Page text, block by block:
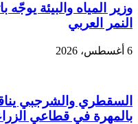
وزير المياه والبيئة يوجّه
النمر العربي
6 أغسطس، 2026
السقطري والشرجبي
بالمهرة في قطاعي